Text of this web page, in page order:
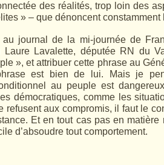
des réalités, trop loin des
» – que dénoncent
au journal de la mi-journée de
Laure Lavalette, députée RN du
», et attribuer cette phrase au
est bien de lui. Mais je
au peuple est
démocratiques, comme les
refusent aux compromis, il faut le
Et en tout cas pas en matière
d’absoudre tout comportement.